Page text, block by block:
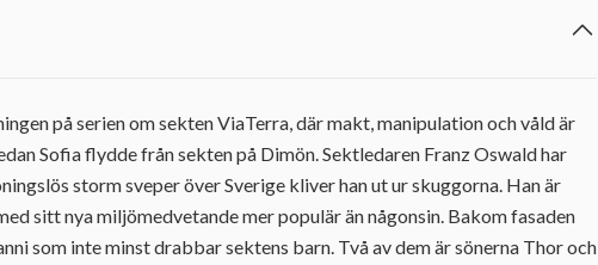
på serien om sekten ViaTerra, där makt, manipulation och våld är
Sofia flydde från sekten på Dimön. Sektledaren Franz Oswald har
storm sveper över Sverige kliver han ut ur skuggorna. Han är
sitt nya miljömedvetande mer populär än någonsin. Bakom fasaden
som inte minst drabbar sektens barn. Två av dem är sönerna Thor och